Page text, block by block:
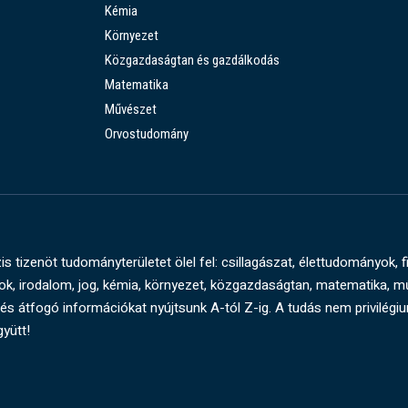
Kémia
Környezet
Közgazdaságtan és gazdálkodás
Matematika
Művészet
Orvostudomány
tizenöt tudományterületet ölel fel: csillagászat,
irodalom, jog, kémia, környezet, közgazdaságtan, matematika,
átfogó információkat nyújtsunk A-tól Z-ig. A tudás nem